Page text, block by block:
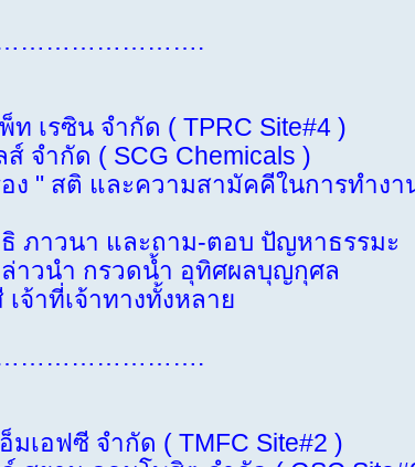
เรซิน จำกัด ( TPRC Site#4 )
( SCG Chemicals )
" สติ และความสามัคคีในการทำงา
ภาวนา และถาม-ตอบ ปัญหาธรรมะ
าวนำ กรวดน้ำ อุทิศผลบุญกุศล
าทางทั้งหลาย
เอฟซี จำกัด ( TMFC Site#2 )